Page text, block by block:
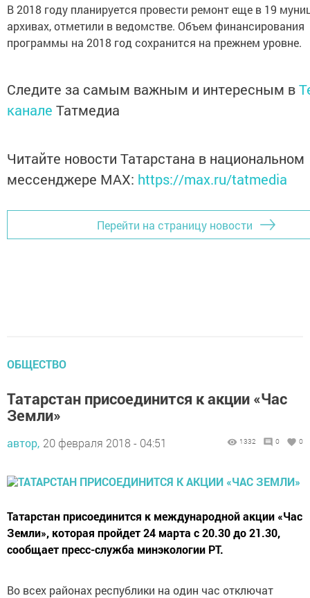
В 2018 году планируется провести ремонт еще в 19
архивах, отметили в ведомстве. Объем финансирования
программы на 2018 год сохранится на прежнем уровне.
Следите за самым важным и интересным в
канале Татмедиа
Читайте новости Татарстана в национальном
мессенджере MАХ: https://max.ru/tatmedia
Перейти на страницу новости
ОБЩЕСТВО
Татарстан присоединится к акции «Час
Земли»
автор, 20 февраля 2018 - 04:51 1332 0 0
Татарстан присоединится к международной акции «Час
Земли», которая пройдет 24 марта с 20.30 до 21.30,
сообщает пресс-служба минэкологии РТ.
Во всех районах республики на один час отключат